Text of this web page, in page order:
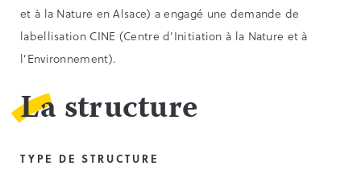
et à la Nature en Alsace) a engagé une demande de
labellisation CINE (Centre d’Initiation à la Nature et à
l’Environnement).
La structure
TYPE DE STRUCTURE